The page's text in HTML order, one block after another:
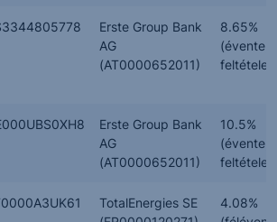
Erste Group Bank
AG
(AT0000652011)
8.65%
(évente,
Erste Group Bank
AG
(AT0000652011)
10.5%
(évente,
TotalEnergies SE
4.08%